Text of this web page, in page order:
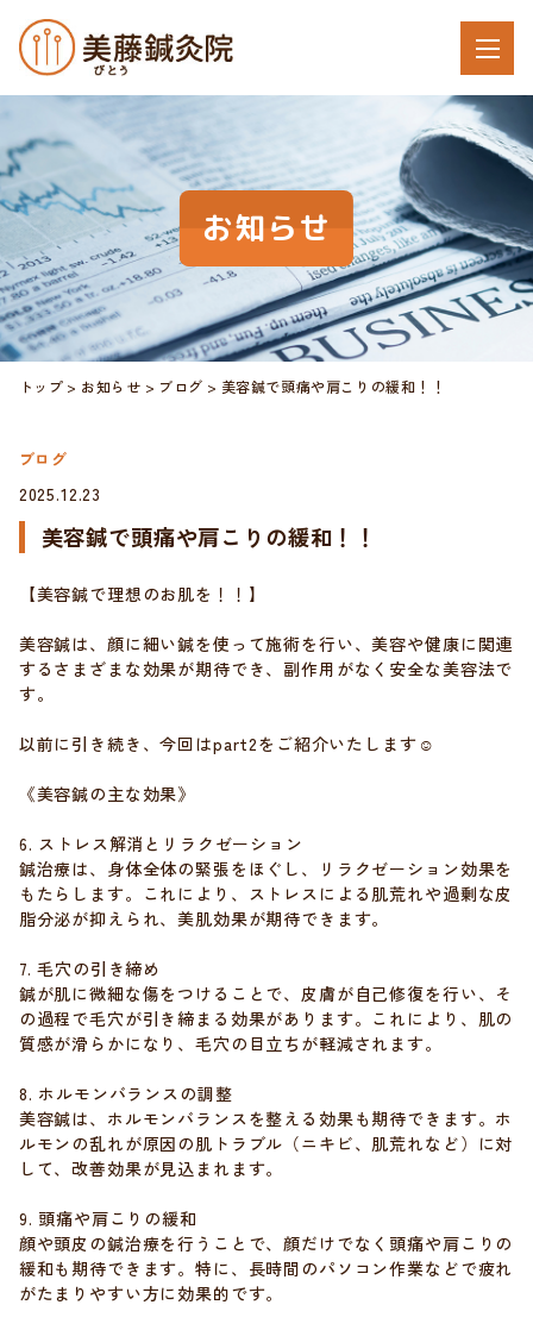
お知らせ
トップ お知らせ ブログ 美容鍼で頭痛や肩こりの緩和！！
美容鍼で頭痛や肩こりの緩和！！
ブログ
2025.12.23
【美容鍼で理想のお肌を！！】
美容鍼は、顔に細い鍼を使って施術を行い、美容や健康に関連
するさまざまな効果が期待でき、副作用がなく安全な美容法で
す。
以前に引き続き、今回はpart2をご紹介いたします☺
《美容鍼の主な効果》
6. ストレス解消とリラクゼーション
鍼治療は、身体全体の緊張をほぐし、リラクゼーション効果を
もたらします。これにより、ストレスによる肌荒れや過剰な皮
脂分泌が抑えられ、美肌効果が期待できます。
7. 毛穴の引き締め
鍼が肌に微細な傷をつけることで、皮膚が自己修復を行い、そ
の過程で毛穴が引き締まる効果があります。これにより、肌の
質感が滑らかになり、毛穴の目立ちが軽減されます。
8. ホルモンバランスの調整
美容鍼は、ホルモンバランスを整える効果も期待できます。ホ
ルモンの乱れが原因の肌トラブル（ニキビ、肌荒れなど）に対
して、改善効果が見込まれます。
9. 頭痛や肩こりの緩和
顔や頭皮の鍼治療を行うことで、顔だけでなく頭痛や肩こりの
緩和も期待できます。特に、長時間のパソコン作業などで疲れ
がたまりやすい方に効果的です。